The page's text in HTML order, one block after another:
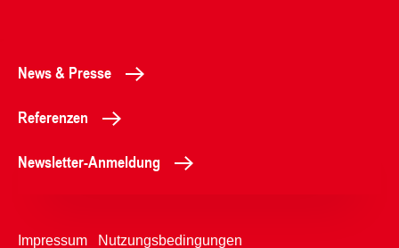
News & Presse
Referenzen
Newsletter-Anmeldung
Impressum Nutzungsbedingungen